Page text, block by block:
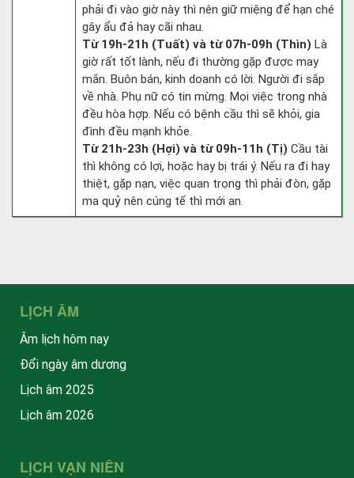
phải đi vào giờ này thì nên giữ miệng để hạn ché
gây ẩu đả hay cãi nhau.
Từ 19h-21h (Tuất) và từ 07h-09h (Thìn) Là
giờ rất tốt lành, nếu đi thường gặp được may
mắn. Buôn bán, kinh doanh có lời. Người đi sắp
về nhà. Phụ nữ có tin mừng. Mọi việc trong nhà
đều hòa hợp. Nếu có bệnh cầu thì sẽ khỏi, gia
đình đều mạnh khỏe.
Từ 21h-23h (Hợi) và từ 09h-11h (Tị) Cầu tài
thì không có lợi, hoặc hay bị trái ý. Nếu ra đi hay
thiệt, gặp nạn, việc quan trọng thì phải đòn, gặp
ma quỷ nên cúng tế thì mới an.
LỊCH ÂM
Âm lịch hôm nay
Đổi ngày âm dương
Lịch âm 2025
Lịch âm 2026
LỊCH VẠN NIÊN